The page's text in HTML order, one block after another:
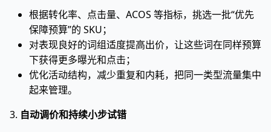
根据转化率、点击量、ACOS 等指标，挑选一批“优先
保障预算”的 SKU；
对表现良好的词组适度提高出价，让这些词在同样预算
下获得更多曝光和点击；
优化活动结构，减少重复和内耗，把同一类型流量集中
起来管理。
3. 自动调价和持续小步试错